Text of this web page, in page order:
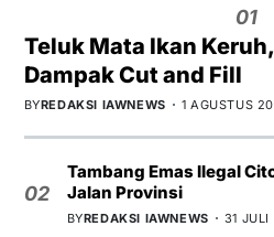
01
Teluk Mata Ikan
Dampak Cut and Fill
BYREDAKSI IAWNEWS 1 AGUSTUS
02
Tambang Emas Ilegal
Jalan Provinsi
BYREDAKSI IAWNEWS 31